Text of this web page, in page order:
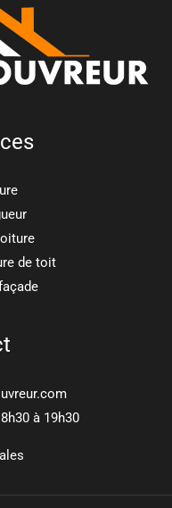
de toit
à 19h30